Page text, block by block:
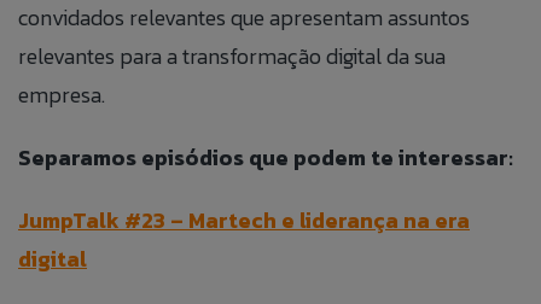
convidados relevantes que apresentam assuntos
relevantes para a transformação digital da sua
empresa.
Separamos episódios que podem te interessar:
JumpTalk #23 – Martech e liderança na era
digital